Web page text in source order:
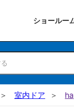
ショールー
室内ドア